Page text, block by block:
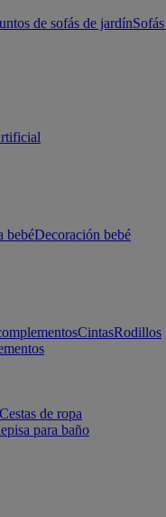
de sofás de jardín
bebéDecoración bebé
CintasRodillos
Cestas de ropa
para baño